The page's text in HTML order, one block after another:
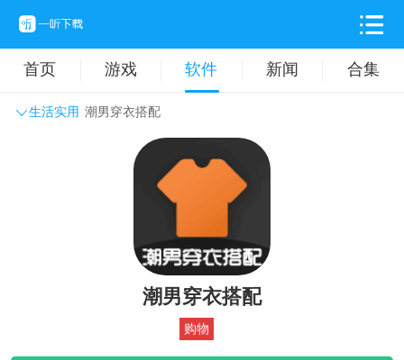
首页 游戏 软件 新闻 合集
生活实用 潮男穿衣搭配
主题壁纸 旅游出行
拍摄美化 时尚购物
潮男穿衣搭配
购物